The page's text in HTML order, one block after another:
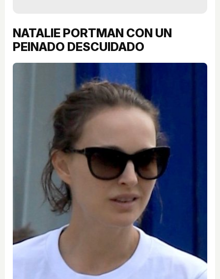
NATALIE PORTMAN CON UN
PEINADO DESCUIDADO